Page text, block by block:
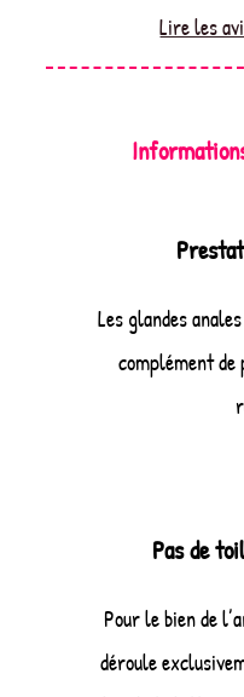
Lire les
Les glandes
complément
Pas de
Pour le bien de
déroule